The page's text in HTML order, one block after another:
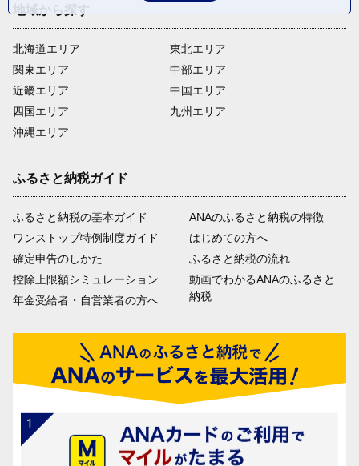
北海道エリア
関東エリア
近畿エリア
四国エリア
沖縄エリア
東北エリア
中部エリア
中国エリア
九州エリア
ふるさと納税ガイド
ふるさと納税の基本ガイド
ワンストップ特例制度ガイド
確定申告のしかた
控除上限額シミュレーション
年金受給者・自営業者の方へ
ANAのふるさと納税の特徴
はじめての方へ
ふるさと納税の流れ
動画でわかるANAのふるさと
納税